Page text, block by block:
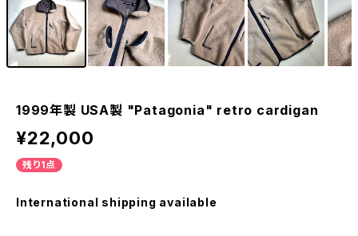
1999年製 USA製 "Patagonia" retro cardigan
¥22,000
残り1点
International shipping available